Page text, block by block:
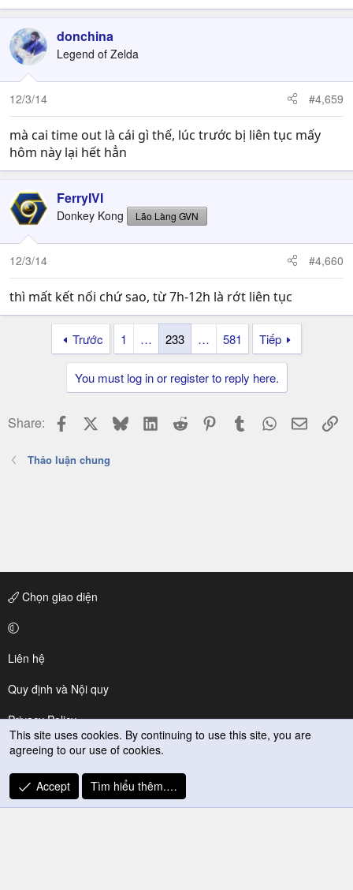
donchina
Legend of Zelda
12/3/14 #4,659
mà cai time out là cái gì thế, lúc trước bị liên tục mấy
hôm này lại hết hẳn
FerryIVI
Donkey Kong Lão Làng GVN
12/3/14 #4,660
thì mất kết nối chứ sao, từ 7h-12h là rớt liên tục
Trước 1 … 233 … 581 Tiếp
You must log in or register to reply here.
Share: Facebook BlueskyLinkedIn
Reddit PinterestTumblr WhatsApp
Email
Thảo luận chung
Chọn giao diện
Liên hệ
Quy định và Nội quy
Privacy Policy
Trợ giúp
R
S
This site uses cookies. By continuing to use this site, you are
agreeing to our use of cookies.
Accept Tìm hiểu thêm.…